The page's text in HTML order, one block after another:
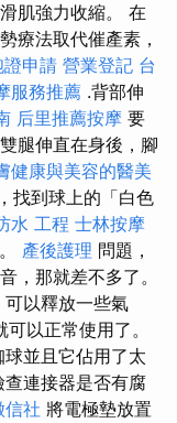
肌強力收縮。 在
療法取代催產素，
證申請 營業登記 台
服務推薦 .背部伸
后里推薦按摩 要
腿伸直在身後，腳
健康與美容的醫美
找到球上的「白色
水 工程 士林按摩
產後護理 問題，
，那就差不多了。
以釋放一些氣
以正常使用了。
並且它佔用了太
連接器是否有腐
信社 將電極墊放置